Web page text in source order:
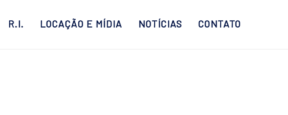
R.I. LOCAÇÃO E MÍDIA NOTÍCIAS CONTATO